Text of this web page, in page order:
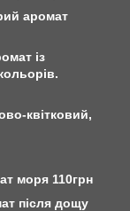
аромат
із
квітковий,
моря 110грн
після дощу